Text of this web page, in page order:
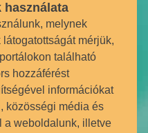
használata
melynek
mérjük,
található
hozzáférést
információkat
közösségi média és
a weboldalunk, illetve
kávézni vagy
a tantermekben
diákjaink